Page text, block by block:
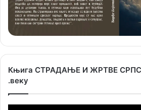
Књига СТРАДАЊЕ И ЖРТВЕ
.веку